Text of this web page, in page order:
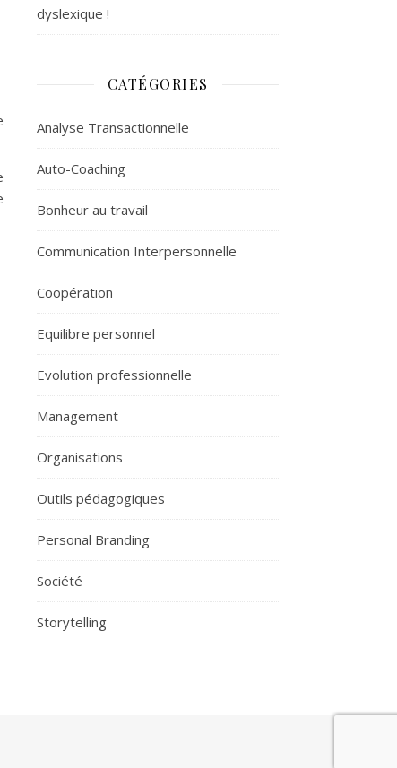
dyslexique !
CATÉGORIES
Analyse Transactionnelle
Auto-Coaching
Bonheur au travail
Communication Interpersonnelle
Coopération
Equilibre personnel
Evolution professionnelle
Management
Organisations
Outils pédagogiques
Personal Branding
Société
Storytelling